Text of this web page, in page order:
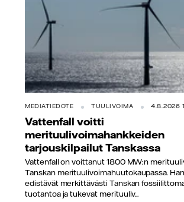
MEDIATIEDOTE TUULIVOIMA 4.8.2026
Vattenfall voitti
merituulivoimahankkeiden
tarjouskilpailut Tanskassa
Vattenfall on voittanut 1800 MW:n
Tanskan merituulivoimahuutokaupassa.
edistävät merkittävästi Tanskan
tuotantoa ja tukevat merituuliv...